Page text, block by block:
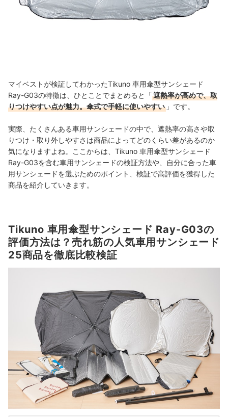
マイベストが検証してわかったTikuno 車用傘型サンシェード
Ray-G03の特徴は、ひとことでまとめると「遮熱率が高めで、取
りつけやすい点が魅力。傘式で手軽に使いやすい 」です。
実際、たくさんある車用サンシェードの中で、遮熱率の高さや取
りつけ・取り外しやすさは商品によってどのくらい差があるのか
気になりますよね。ここからは、Tikuno 車用傘型サンシェード
Ray-G03を含む車用サンシェードの検証方法や、自分に合った車
用サンシェードを選ぶためのポイント、検証で高評価を獲得した
商品を紹介していきます。
Tikuno 車用傘型サンシェード Ray-G03の
評価方法は？売れ筋の人気車用サンシェード
25商品を徹底比較検証